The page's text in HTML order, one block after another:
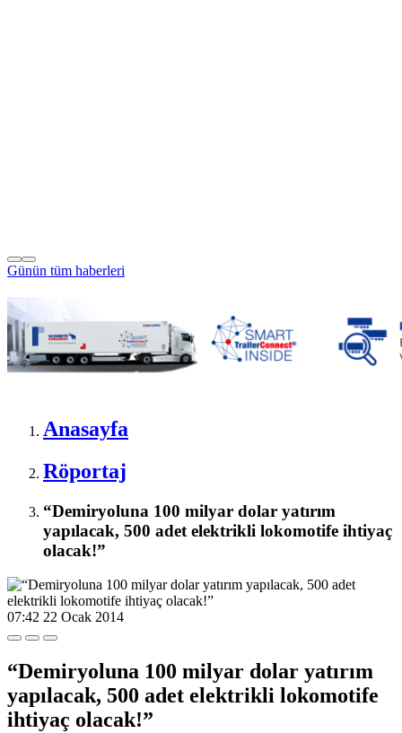
Günün tüm haberleri
Anasayfa
Röportaj
“Demiryoluna 100 milyar dolar yatırım
yapılacak, 500 adet elektrikli lokomotife ihtiyaç
olacak!”
07:42 22 Ocak 2014
“Demiryoluna 100 milyar dolar yatırım
yapılacak, 500 adet elektrikli lokomotife
ihtiyaç olacak!”